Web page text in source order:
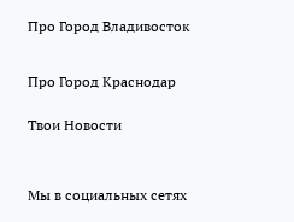
Про Город Владивосток
Про Город Краснодар
Твои Новости
Мы в социальных сетях